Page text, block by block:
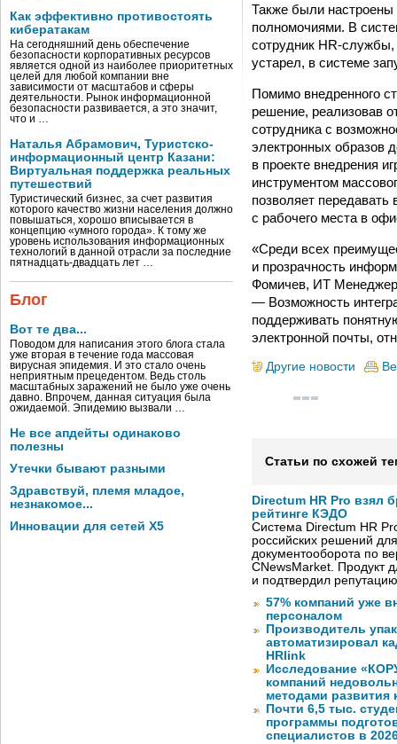
Как эффективно противостоять
кибератакам
На сегодняшний день обеспечение
безопасности корпоративных ресурсов
является одной из наиболее приоритетных
целей для любой компании вне
зависимости от масштабов и сферы
деятельности. Рынок информационной
безопасности развивается, а это значит,
что и …
Наталья Абрамович, Туристско-
информационный центр Казани:
Виртуальная поддержка реальных
путешествий
Туристический бизнес, за счет развития
которого качество жизни населения должно
повышаться, хорошо вписывается в
концепцию «умного города». К тому же
уровень использования информационных
технологий в данной отрасли за последние
пятнадцать-двадцать лет …
Блог
Вот те два...
Поводом для написания этого блога стала
уже вторая в течение года массовая
вирусная эпидемия. И это стало очень
неприятным прецедентом. Ведь столь
масштабных заражений не было уже очень
давно. Впрочем, данная ситуация была
ожидаемой. Эпидемию вызвали …
Не все апдейты одинаково
полезны
Утечки бывают разными
Здравствуй, племя младое,
незнакомое...
Инновации для сетей X5
Также были настроены
полномочиями. В
сотрудник HR-
устарел, в системе
Помимо внедренного
решение, реализовав
сотрудника с
электронных образов
в проекте внедрения
инструментом
позволяет
с рабочего места в
«Среди всех
и прозрачность
Фомичев, ИТ Менеджер
— Возможность
поддерживать
электронной почты,
Другие новости
Статьи по схожей
Directum HR Pro взял
рейтинге КЭДО
Система Directum HR
российских решений
документооборота по
CNewsMarket. Продукт
и подтвердил
57% компаний уже
персоналом
Производитель
автоматизировал
HRlink
Исследование
компаний
методами развития
Почти 6,5 тыс.
программы
специалистов в